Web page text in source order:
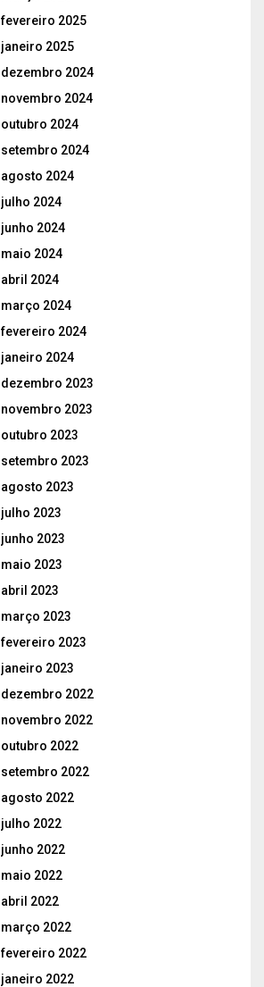
fevereiro 2025
janeiro 2025
dezembro 2024
novembro 2024
outubro 2024
setembro 2024
agosto 2024
julho 2024
junho 2024
maio 2024
abril 2024
março 2024
fevereiro 2024
janeiro 2024
dezembro 2023
novembro 2023
outubro 2023
setembro 2023
agosto 2023
julho 2023
junho 2023
maio 2023
abril 2023
março 2023
fevereiro 2023
janeiro 2023
dezembro 2022
novembro 2022
outubro 2022
setembro 2022
agosto 2022
julho 2022
junho 2022
maio 2022
abril 2022
março 2022
fevereiro 2022
janeiro 2022